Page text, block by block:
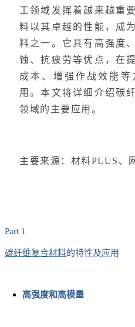
工领域发挥着越来越重
料以其卓越的性能，成
料之一。它具有高强度
蚀、抗疲劳等优点，在
成本、增强作战效能
用。本文将详细介绍碳
领域的主要应用。
主要来源：材料PLUS、
Part 1
碳纤维复合材料的特性及应用
高强度和高模量